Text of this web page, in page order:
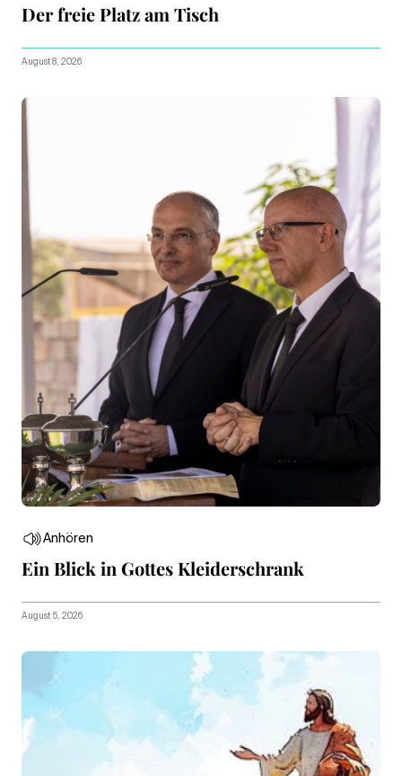
Der freie Platz am Tisch
August 8, 2026
Anhören
Ein Blick in Gottes Kleiderschrank
August 5, 2026